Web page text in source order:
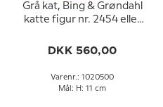
Grå kat, Bing & Grøndahl
katte figur nr. 2454 eller
DKK 560,00
Varenr.: 1020500
Mål: H: 11 cm